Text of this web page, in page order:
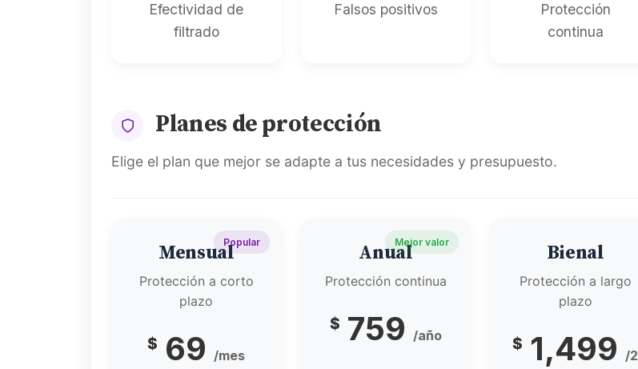
Efectividad de
filtrado
Falsos positivos
Protección
continua
Planes de protección
Elige el plan que mejor se adapte a tus necesidades y presupuesto.
Popular
Mensual
Protección a corto
plazo
$ 69 /mes
Mejor valor
Anual
Protección continua
$ 759 /año
Bienal
Protección a largo
plazo
$ 1,499 /2